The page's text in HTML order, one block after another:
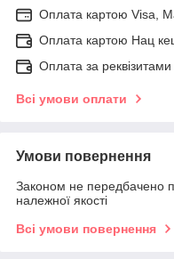
Оплата картою Visa,
Оплата картою Нац
Оплата за
Всі умови оплати
Умови повернення
Законом не передбачено
належної якості
Всі умови повернення